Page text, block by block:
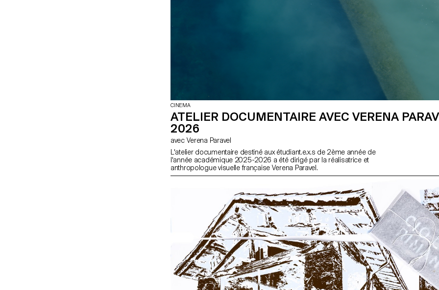
CINEMA
ATELIER DOCUMENTAIRE AVEC VERENA
2026
avec Verena Paravel
L'atelier documentaire destiné aux étudiant.e.x.s de 2ème année de
l'année académique 2025-2026 a été dirigé par la réalisatrice et
anthropologue visuelle française Verena Paravel.